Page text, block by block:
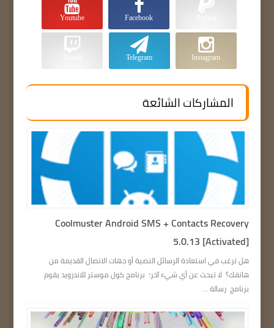
Facebook
Youtube
Instagram
Telegram
المشاركات الشائعة
Coolmuster Android SMS + Contacts Recovery
5.0.13 [Activated]
هل ترغب في استعادة الرسائل النصية أو جهات الاتصال القديمة من
هاتفك؟ لا تبحث عن أي شيء آخر؛ برنامج كول موستر للاندرويد يقوم
برنامج رسالة ...